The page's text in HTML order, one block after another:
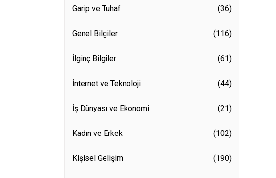
Garip ve Tuhaf (36)
Genel Bilgiler (116)
İlginç Bilgiler (61)
İnternet ve Teknoloji (44)
İş Dünyası ve Ekonomi (21)
Kadın ve Erkek (102)
Kişisel Gelişim (190)